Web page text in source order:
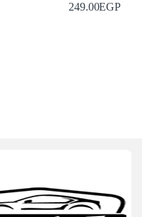
249.00EGP